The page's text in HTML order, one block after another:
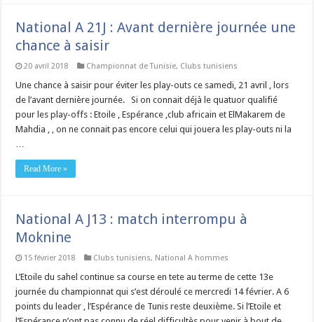
National A 21J : Avant dernière journée une
chance à saisir
20 avril 2018 Championnat de Tunisie, Clubs tunisiens
Une chance à saisir pour éviter les play-outs ce samedi, 21 avril , lors
de l’avant dernière journée. Si on connait déjà le quatuor qualifié
pour les play-offs : Etoile , Espérance ,club africain et ElMakarem de
Mahdia , , on ne connait pas encore celui qui jouera les play-outs ni la
Read More »
National A J13 : match interrompu à
Moknine
15 février 2018 Clubs tunisiens, National A hommes
L’Etoile du sahel continue sa course en tete au terme de cette 13e
journée du championnat qui s’est déroulé ce mercredi 14 février. A 6
points du leader , l’Espérance de Tunis reste deuxième. Si l’Etoile et